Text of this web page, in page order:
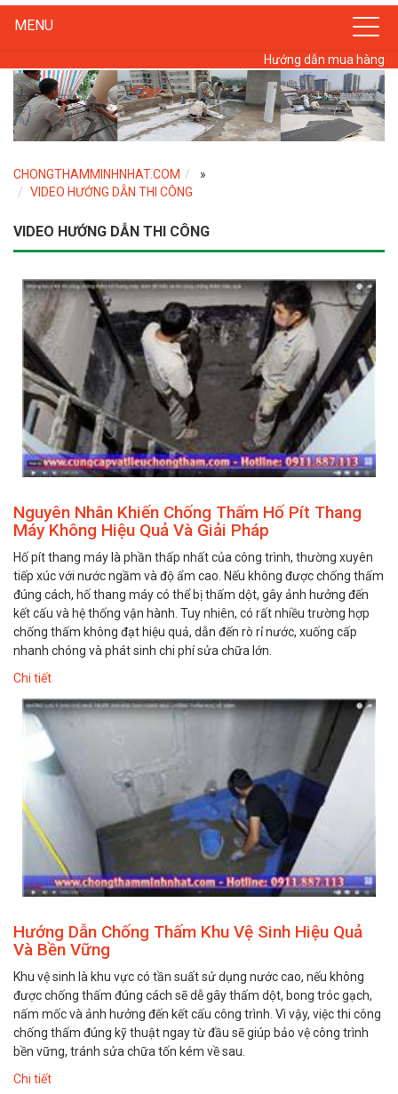
MENU
Hướng dẫn mua hàng
CHONGTHAMMINHNHAT.COM
»
VIDEO HƯỚNG DẪN THI CÔNG
VIDEO HƯỚNG DẪN THI CÔNG
Nguyên Nhân Khiến Chống Thấm Hố Pít Thang
Máy Không Hiệu Quả Và Giải Pháp
Hố pít thang máy là phần thấp nhất của công trình, thường xuyên
tiếp xúc với nước ngầm và độ ẩm cao. Nếu không được chống thấm
đúng cách, hố thang máy có thể bị thấm dột, gây ảnh hưởng đến
kết cấu và hệ thống vận hành. Tuy nhiên, có rất nhiều trường hợp
chống thấm không đạt hiệu quả, dẫn đến rò rỉ nước, xuống cấp
nhanh chóng và phát sinh chi phí sửa chữa lớn.
Chi tiết
Hướng Dẫn Chống Thấm Khu Vệ Sinh Hiệu Quả
Và Bền Vững
Khu vệ sinh là khu vực có tần suất sử dụng nước cao, nếu không
được chống thấm đúng cách sẽ dễ gây thấm dột, bong tróc gạch,
nấm mốc và ảnh hưởng đến kết cấu công trình. Vì vậy, việc thi công
chống thấm đúng kỹ thuật ngay từ đầu sẽ giúp bảo vệ công trình
bền vững, tránh sửa chữa tốn kém về sau.
Chi tiết